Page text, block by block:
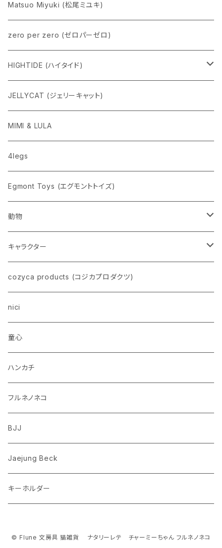
Matsuo Miyuki (松尾ミユキ)
zero per zero (ゼロパーゼロ)
HIGHTIDE (ハイタイド)
ニューレトロ
penco
nahe
pppppins（ピーーーーンズ）
JELLYCAT (ジェリーキャット)
MIMI & LULA
4legs
Egmont Toys (エグモントトイズ)
動物
ネコ
イヌ
トイプードル
柴犬
ポメラニアン
コーギー
ウザギ
パンダ
リス
クマ
ゾウ
トリ
キャラクター
スヌーピー
モンチッチ
ムーミン
ちいかわ
ミッフィー
Richard Scarry (リチャード・スキャリー)
おぱんちゅうさぎ/んぽちゃむ
cozyca products (コジカプロダクツ)
nici
童心
ハンカチ
フルネノネコ
BJJ
Jaejung Beck
キーホルダー
© Flune 文房具 猫雑貨 ナタリーレテ チャーミーちゃん フルネノネコ